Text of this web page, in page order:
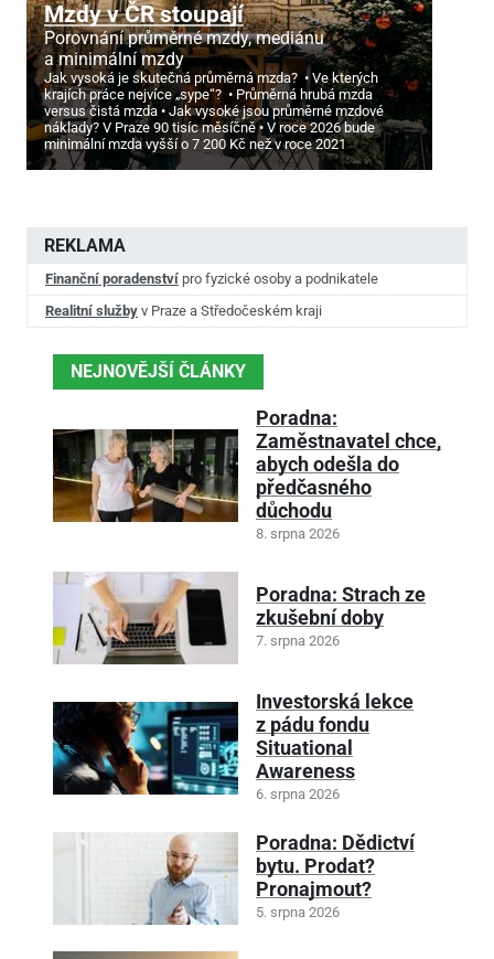
Mzdy v ČR stoupají
Porovnání průměrné mzdy, mediánu
a minimální mzdy
Jak vysoká je skutečná průměrná mzda?
Ve kterých
krajích práce nejvíce „sype“?
Průměrná hrubá mzda
versus čistá mzda
Jak vysoké jsou průměrné mzdové
náklady? V Praze 90 tisíc měsíčně
V roce 2026 bude
minimální mzda vyšší o 7 200 Kč než v roce 2021
REKLAMA
Finanční poradenství pro fyzické osoby a podnikatele
Realitní služby v Praze a Středočeském kraji
NEJNOVĚJŠÍ ČLÁNKY
Poradna:
Zaměstnavatel chce,
abych odešla do
předčasného
důchodu
8. srpna 2026
Poradna: Strach ze
zkušební doby
7. srpna 2026
Investorská lekce
z pádu fondu
Situational
Awareness
6. srpna 2026
Poradna: Dědictví
bytu. Prodat?
Pronajmout?
5. srpna 2026